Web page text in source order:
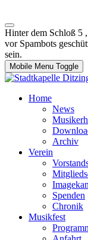
Hinter dem Schloß 5
vor Spambots
sein.
Mobile Menu Toggle
Home
News
Archiv
Verein
Spenden
Chronik
Musikfest